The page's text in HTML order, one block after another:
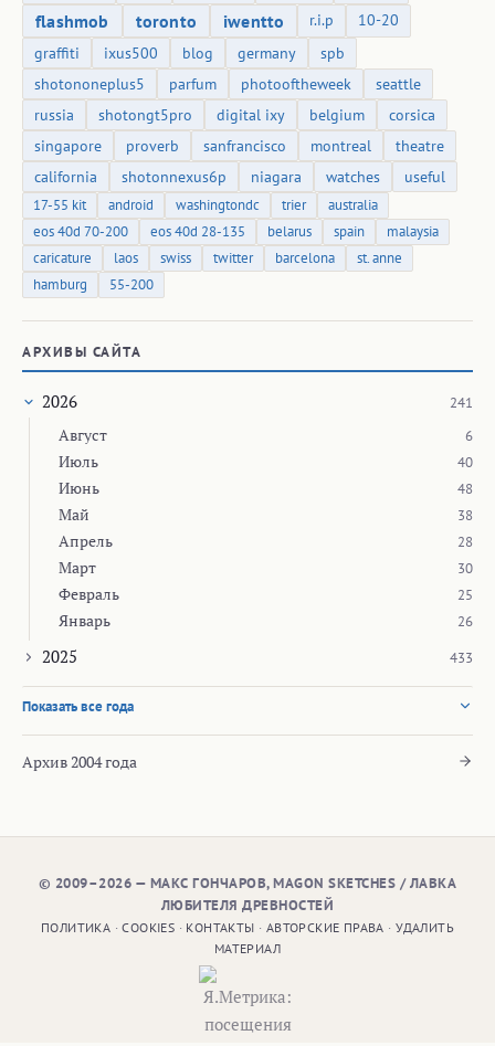
flashmob
toronto iwentto r.i.p
10-20
graffiti
ixus500 blog germany
spb
shotononeplus5
parfum photooftheweek
seattle
russia
shotongt5pro digital ixy belgium
corsica
singapore
proverb sanfrancisco montreal
theatre
california
shotonnexus6p niagara watches useful
17-55 kit android washingtondc trier
australia
eos 40d 70-200
eos 40d 28-135 belarus spain
malaysia
caricature
laos swiss twitter barcelona
st. anne
hamburg
55-200
АРХИВЫ САЙТА
2026 241
Август 6
Июль 40
Июнь 48
Май 38
Апрель 28
Март 30
Февраль 25
Январь 26
2025 433
Показать все года
Архив 2004 года
© 2009–2026 — МАКС ГОНЧАРОВ, MAGON SKETCHES / ЛАВКА
ЛЮБИТЕЛЯ ДРЕВНОСТЕЙ
ПОЛИТИКА ·COOKIES · КОНТАКТЫ · АВТОРСКИЕ ПРАВА ·УДАЛИТЬ
МАТЕРИАЛ